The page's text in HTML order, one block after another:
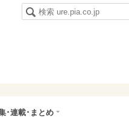
･連載･まとめ